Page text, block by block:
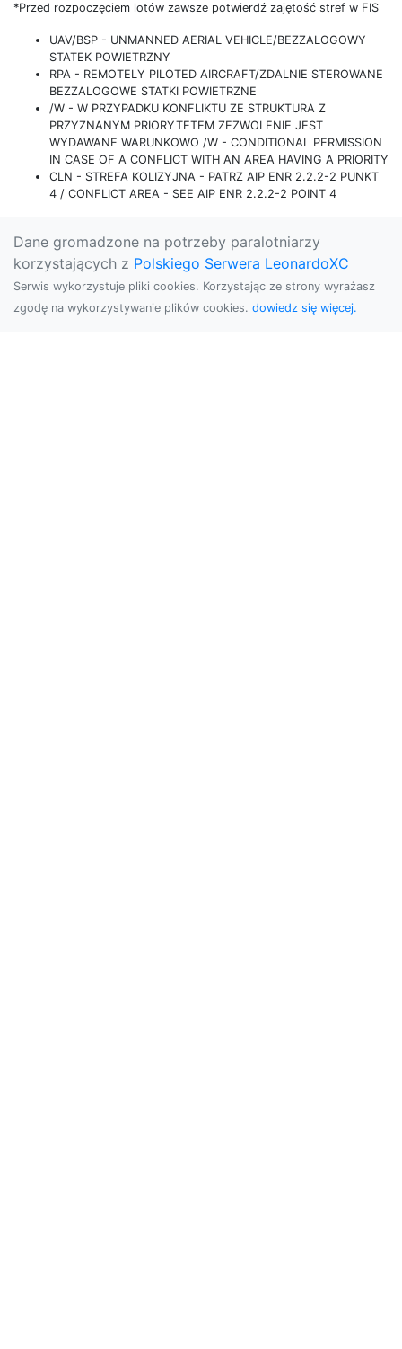
*Przed rozpoczęciem lotów zawsze potwierdź zajętość stref w FIS
UAV/BSP - UNMANNED AERIAL VEHICLE/BEZZALOGOWY
STATEK POWIETRZNY
RPA - REMOTELY PILOTED AIRCRAFT/ZDALNIE STEROWANE
BEZZALOGOWE STATKI POWIETRZNE
/W - W PRZYPADKU KONFLIKTU ZE STRUKTURA Z
PRZYZNANYM PRIORYTETEM ZEZWOLENIE JEST
WYDAWANE WARUNKOWO /W - CONDITIONAL PERMISSION
IN CASE OF A CONFLICT WITH AN AREA HAVING A PRIORITY
CLN - STREFA KOLIZYJNA - PATRZ AIP ENR 2.2.2-2 PUNKT
4 / CONFLICT AREA - SEE AIP ENR 2.2.2-2 POINT 4
Dane gromadzone na potrzeby paralotniarzy
korzystających z Polskiego Serwera LeonardoXC
Serwis wykorzystuje pliki cookies. Korzystając ze strony wyrażasz
zgodę na wykorzystywanie plików cookies. dowiedz się więcej.